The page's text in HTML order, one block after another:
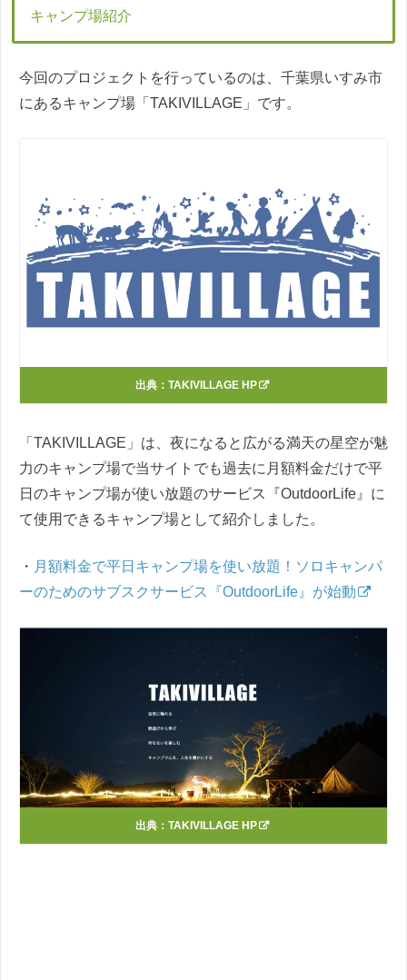
キャンプ場紹介
今回のプロジェクトを行っているのは、千葉県いすみ市
にあるキャンプ場「TAKIVILLAGE」です。
出典： TAKIVILLAGE HP
「TAKIVILLAGE」は、夜になると広がる満天の星空が魅
力のキャンプ場で当サイトでも過去に月額料金だけで平
日のキャンプ場が使い放題のサービス『OutdoorLife』に
て使用できるキャンプ場として紹介しました。
・ 月額料金で平日キャンプ場を使い放題！ソロキャンパ
ーのためのサブスクサービス『OutdoorLife』が始動
出典： TAKIVILLAGE HP